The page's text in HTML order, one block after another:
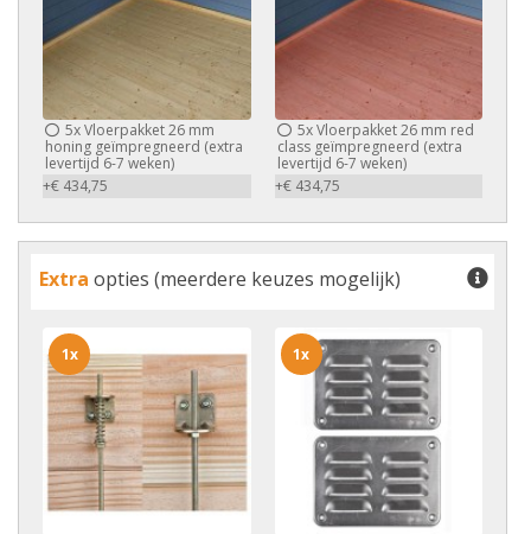
5xVloerpakket 26 mm
honing geïmpregneerd (extra
levertijd 6-7 weken)
+€ 434,75
5xVloerpakket 26 mm red
class geïmpregneerd (extra
levertijd 6-7 weken)
+€ 434,75
Extra opties (meerdere keuzes mogelijk)
1x 1x